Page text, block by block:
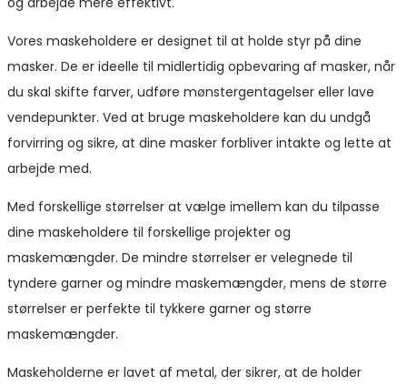
Vores maskeholdere er designet til at holde styr på dine
masker. De er ideelle til midlertidig opbevaring af masker, når
du skal skifte farver, udføre mønstergentagelser eller lave
vendepunkter. Ved at bruge maskeholdere kan du undgå
forvirring og sikre, at dine masker forbliver intakte og lette at
arbejde med.
Med forskellige størrelser at vælge imellem kan du tilpasse
dine maskeholdere til forskellige projekter og
maskemængder. De mindre størrelser er velegnede til
tyndere garner og mindre maskemængder, mens de større
størrelser er perfekte til tykkere garner og større
maskemængder.
Maskeholderne er lavet af metal, der sikrer, at de holder